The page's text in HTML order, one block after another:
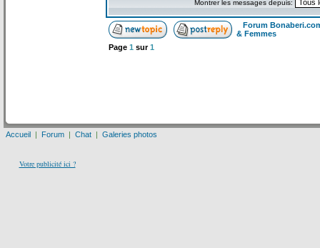
Montrer les messages depuis:
Forum
& Femmes
Page 1 sur1
Accueil | Forum | Chat | Galeries photos
Votre publicité ici ?